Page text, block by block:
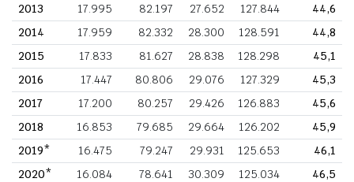
2013
17.995 82.197 27.652 127.844
44,6
2014
17.959 82.332 28.300 128.591
44,8
2015
17.833 81.627 28.838 128.298
45,1
2016
17.447 80.806 29.076 127.329
45,3
2017
17.200 80.257 29.426 126.883
45,6
2018
16.853 79.685 29.664 126.202
45,9
2019*
16.475 79.247 29.931 125.653
46,1
2020*
16.084 78.641 30.309 125.034
46,5